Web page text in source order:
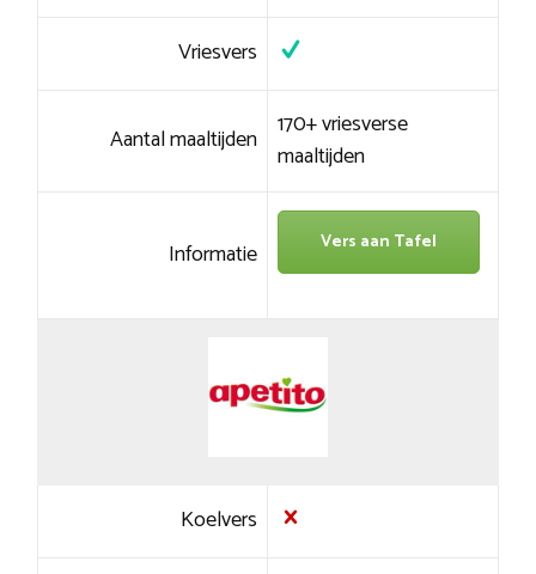
Vriesvers
Aantal maaltijden 170+ vriesverse
maaltijden
Informatie Vers aan Tafel
Koelvers